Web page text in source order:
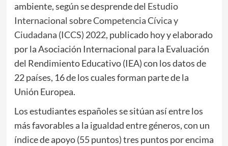
ambiente, según se desprende del Estudio
Internacional sobre Competencia Cívica y
Ciudadana (ICCS) 2022, publicado hoy y elaborado
por la Asociación Internacional para la Evaluación
del Rendimiento Educativo (IEA) con los datos de
22 países, 16 de los cuales forman parte de la
Unión Europea.
Los estudiantes españoles se sitúan así entre los
más favorables a la igualdad entre géneros, con un
índice de apoyo (55 puntos) tres puntos por encima